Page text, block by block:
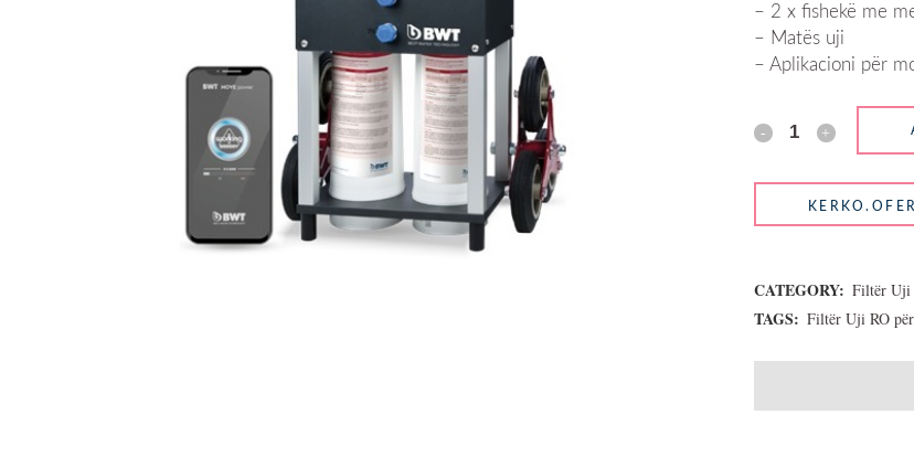
– 2 x fishekë me
– Matës uji
– Aplikacioni për
CATEGORY: Filtër Uji
TAGS: Filtër Uji RO